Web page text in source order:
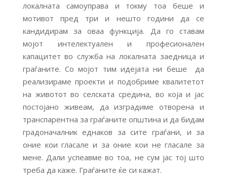
локалната самоуправа и токму тоа беше и
мотивот пред три и нешто години да се
кандидирам за оваа функција. Да го ставам
мојот интелектуален и професионален
капацитет во служба на локалната заедница и
граѓаните. Со мојот тим идејата ни беше да
реализираме проекти и подобриме квалитетот
на животот во селската средина, во која и јас
постојано живеам, да изградиме отворена и
транспарентна за граѓаните општина и да бидам
градоначалник еднаков за сите граѓани, и за
оние кои гласале и за оние кои не гласале за
мене. Дали успеавме во тоа, не сум јас тој што
треба да каже. Граѓаните ќе си кажат.